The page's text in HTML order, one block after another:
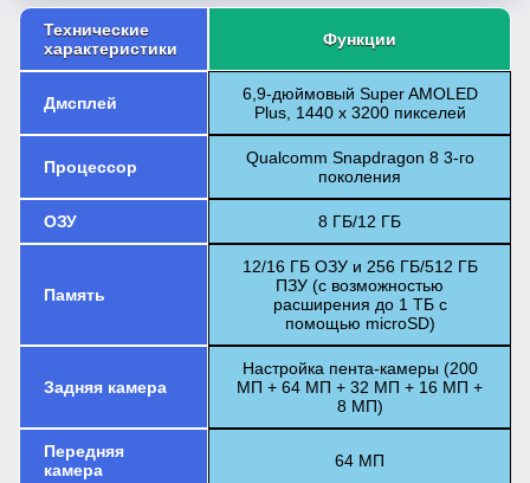
Технические
характеристики
Функции
Дмсплей
6,9-дюймовый Super AMOLED
Plus, 1440 x 3200 пикселей
Процессор
Qualcomm Snapdragon 8 3-го
поколения
ОЗУ 8 ГБ/12 ГБ
Память
12/16 ГБ ОЗУ и 256 ГБ/512 ГБ
ПЗУ (с возможностью
расширения до 1 ТБ с
помощью microSD)
Задняя камера
Настройка пента-камеры (200
МП + 64 МП + 32 МП + 16 МП +
8 МП)
Передняя
камера
64 МП